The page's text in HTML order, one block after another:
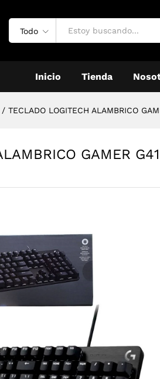
Todo
Inicio Tienda
/ TECLADO LOGITECH ALAMBRICO
GAMER